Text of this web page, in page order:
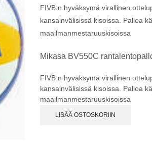
FIVB:n hyväksymä virallinen
kansainvälisissä kisoissa. Palloa
maailmanmestaruuskisoissa
Mikasa BV550C
FIVB:n hyväksymä virallinen
kansainvälisissä kisoissa. Palloa
maailmanmestaruuskisoissa
LISÄÄ OSTOSKORIIN